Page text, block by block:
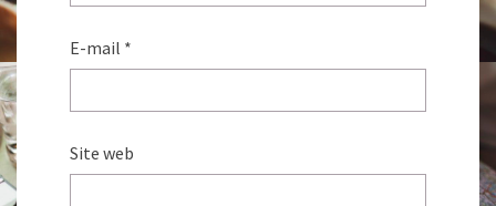
E-mail *
Site web